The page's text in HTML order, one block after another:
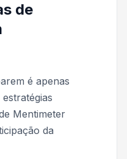
de
é apenas
Mentimeter
da